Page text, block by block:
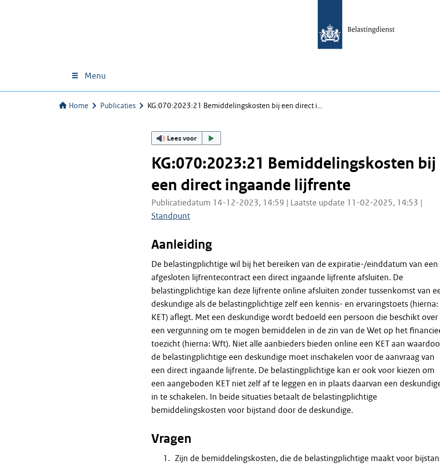
Menu
Home Publicaties KG:070:2023:21 Bemiddelingskosten bij een direct i…
Lees voor
KG:070:2023:21 Bemiddelingskosten bij
een direct ingaande lijfrente
Publicatiedatum 14-12-2023, 14:59 | Laatste update 11-02-2025, 14:53 |
Standpunt
Aanleiding
De belastingplichtige wil bij het bereiken van de expiratie-/einddatum van een
afgesloten lijfrentecontract een direct ingaande lijfrente afsluiten. De
belastingplichtige kan deze lijfrente online afsluiten zonder tussenkomst van
deskundige als de belastingplichtige zelf een kennis- en ervaringstoets (hierna:
KET) aflegt. Met een deskundige wordt bedoeld een persoon die beschikt over
een vergunning om te mogen bemiddelen in de zin van de Wet op het
toezicht (hierna: Wft). Niet alle aanbieders bieden online een KET aan
de belastingplichtige een deskundige moet inschakelen voor de aanvraag van
een direct ingaande lijfrente. De belastingplichtige kan er ook voor kiezen om
een aangeboden KET niet zelf af te leggen en in plaats daarvan een
in te schakelen. In beide situaties betaalt de belastingplichtige
bemiddelingskosten voor bijstand door de deskundige.
Vragen
Zijn de bemiddelingskosten, die de belastingplichtige maakt voor